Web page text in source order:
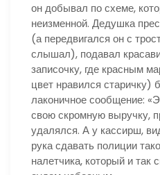
он добывал по схеме,
неизменной. Дедушка
(а передвигался он с
слышал), подавал
записочку, где красным
цвет нравился старичку)
лаконичное сообщение:
свою скромную выручку,
удалялся. А у кассирш,
рука сдавать полиции
налетчика, который и так